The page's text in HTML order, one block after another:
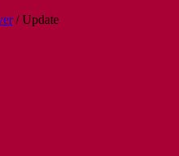
/Update